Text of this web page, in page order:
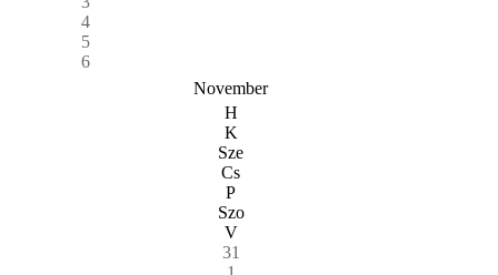
4
5
6
November
H
K
Sze
Cs
P
Szo
V
31